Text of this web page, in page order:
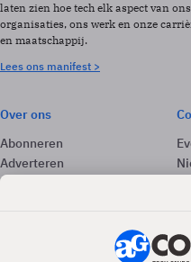
laten zien hoe tech elk aspect van
organisaties, ons werk en onze
en maatschappij.
Lees ons manifest >
Over ons
Abonneren
Adverteren
Contact